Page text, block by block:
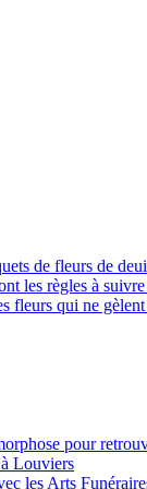
de fleurs de
les règles à
fleurs qui ne gèlent
pour
Louviers
les Arts